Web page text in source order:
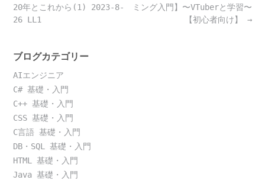
ミング入門】〜VTuberと学習〜
【初心者向け】 →
20年とこれから(1) 2023-8-
26 LL1
ブログカテゴリー
AIエンジニア
C# 基礎・入門
C++ 基礎・入門
CSS 基礎・入門
C言語 基礎・入門
DB・SQL 基礎・入門
HTML 基礎・入門
Java 基礎・入門